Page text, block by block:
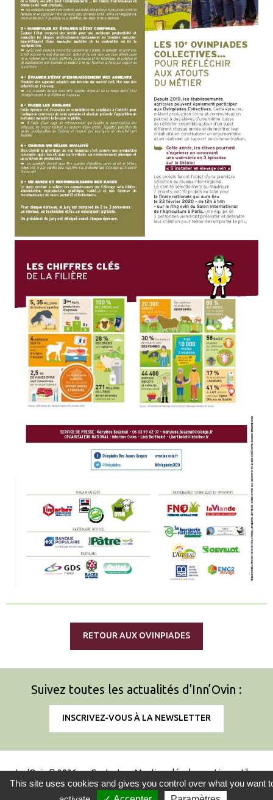
RETOUR AUX OVINPIADES
Suivez toutes les actualités d'Inn’Ovin :
INSCRIVEZ-VOUS À LA NEWSLETTER
Inn’Ovin © 2026 Contact Mentions légales Liens utiles
Information sur l'utilisation des cookies
This site uses cookies and gives you control over what you want